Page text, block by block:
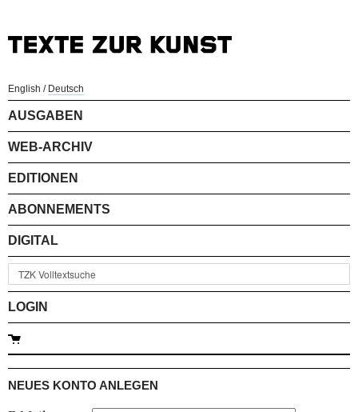
English / Deutsch
AUSGABEN
WEB-ARCHIV
EDITIONEN
ABONNEMENTS
DIGITAL
LOGIN
NEUES KONTO ANLEGEN